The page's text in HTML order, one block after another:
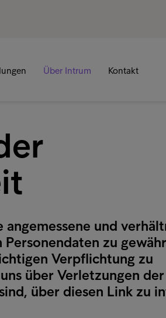
Über Intrum Kontakt
und
zu
Verpflichtung zu
über Verletzungen der
über diesen Link zu